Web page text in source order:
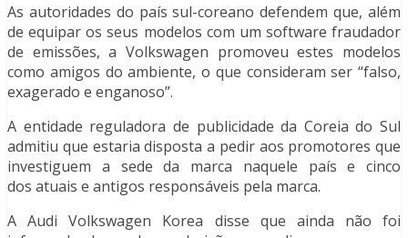
As autoridades do país sul-coreano defendem que, além
de equipar os seus modelos com um software fraudador
de emissões, a Volkswagen promoveu estes modelos
como amigos do ambiente, o que consideram ser “falso,
exagerado e enganoso”.
A entidade reguladora de publicidade da Coreia do Sul
admitiu que estaria disposta a pedir aos promotores que
investiguem a sede da marca naquele país e cinco
dos atuais e antigos responsáveis pela marca.
A Audi Volkswagen Korea disse que ainda não foi